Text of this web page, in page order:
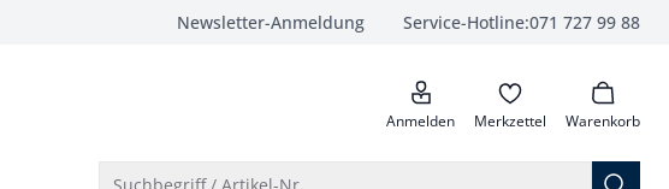
Newsletter-Anmeldung Service-Hotline:071 727 99 88
anrufen
Anmelden Merkzettel Warenkorb